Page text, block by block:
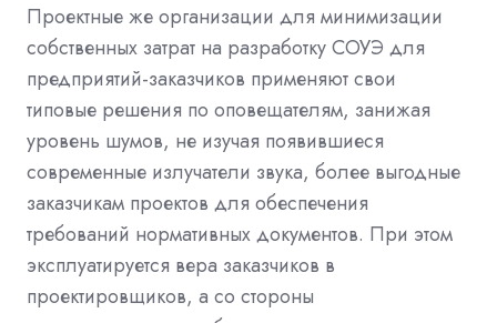
Проектные же организации для минимизации
собственных затрат на разработку СОУЭ для
предприятий-заказчиков применяют свои
типовые решения по оповещателям, занижая
уровень шумов, не изучая появившиеся
современные излучатели звука, более выгодные
заказчикам проектов для обеспечения
требований нормативных документов. При этом
эксплуатируется вера заказчиков в
проектировщиков, а со стороны